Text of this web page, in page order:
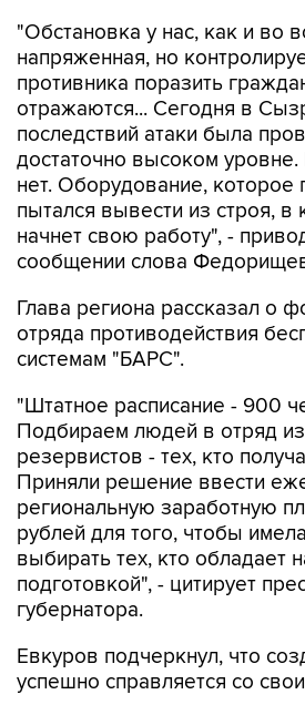
"Обстановка у нас, как и во
напряженная, но
противника поразить
отражаются... Сегодня в
последствий атаки была
достаточно высоком
нет. Оборудование, которое
пытался вывести из строя, в
начнет свою работу", -
сообщении слова
Глава региона рассказал о
отряда противодействия
системам "БАРС".
"Штатное расписание - 900
Подбираем людей в отряд из
резервистов - тех, кто
Приняли решение ввести
региональную заработную
рублей для того, чтобы
выбирать тех, кто обладает
подготовкой", - цитирует
губернатора.
Евкуров подчеркнул, что
успешно справляется со